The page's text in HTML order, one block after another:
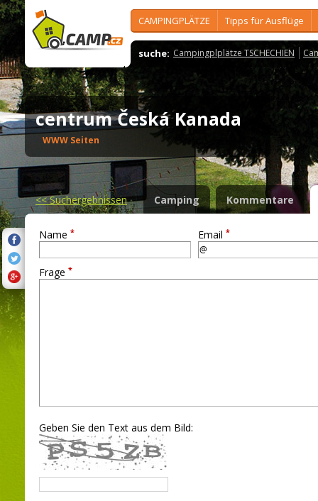
CAMPINGPLÄTZE Tipps für Ausflüge
suche: Campingplplätze TSCHECHIEN
centrum Česká Kanada
WWW Seiten
<<Suchergebnissen Camping Kommentare
Name * Email *
Frage *
Geben Sie den Text aus dem Bild: